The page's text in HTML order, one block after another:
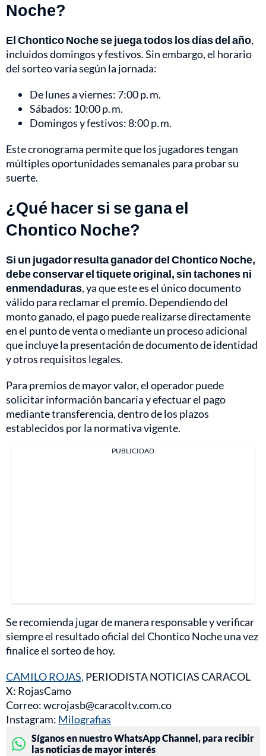
Noche?
El Chontico Noche se juega todos los días del año,
incluidos domingos y festivos. Sin embargo, el horario
del sorteo varía según la jornada:
De lunes a viernes: 7:00 p. m.
Sábados: 10:00 p. m.
Domingos y festivos: 8:00 p. m.
Este cronograma permite que los jugadores tengan
múltiples oportunidades semanales para probar su
suerte.
¿Qué hacer si se gana el
Chontico Noche?
Si un jugador resulta ganador del Chontico Noche,
debe conservar el tiquete original, sin tachones ni
enmendaduras, ya que este es el único documento
válido para reclamar el premio. Dependiendo del
monto ganado, el pago puede realizarse directamente
en el punto de venta o mediante un proceso adicional
que incluye la presentación de documento de identidad
y otros requisitos legales.
Para premios de mayor valor, el operador puede
solicitar información bancaria y efectuar el pago
mediante transferencia, dentro de los plazos
establecidos por la normativa vigente.
PUBLICIDAD
Se recomienda jugar de manera responsable y verificar
siempre el resultado oficial del Chontico Noche una vez
finalice el sorteo de hoy.
CAMILO ROJAS, PERIODISTA NOTICIAS CARACOL
X: RojasCamo
Correo: wcrojasb@caracoltv.com.co
Instagram: Milografias
Síganos en nuestro WhatsApp Channel, para recibir
las noticias de mayor interés